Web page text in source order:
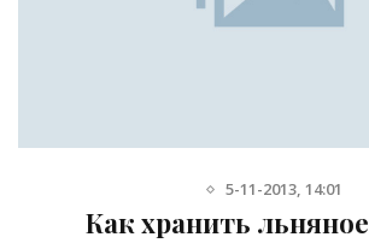
5-11-2013, 14:01
Как хранить льняное масло